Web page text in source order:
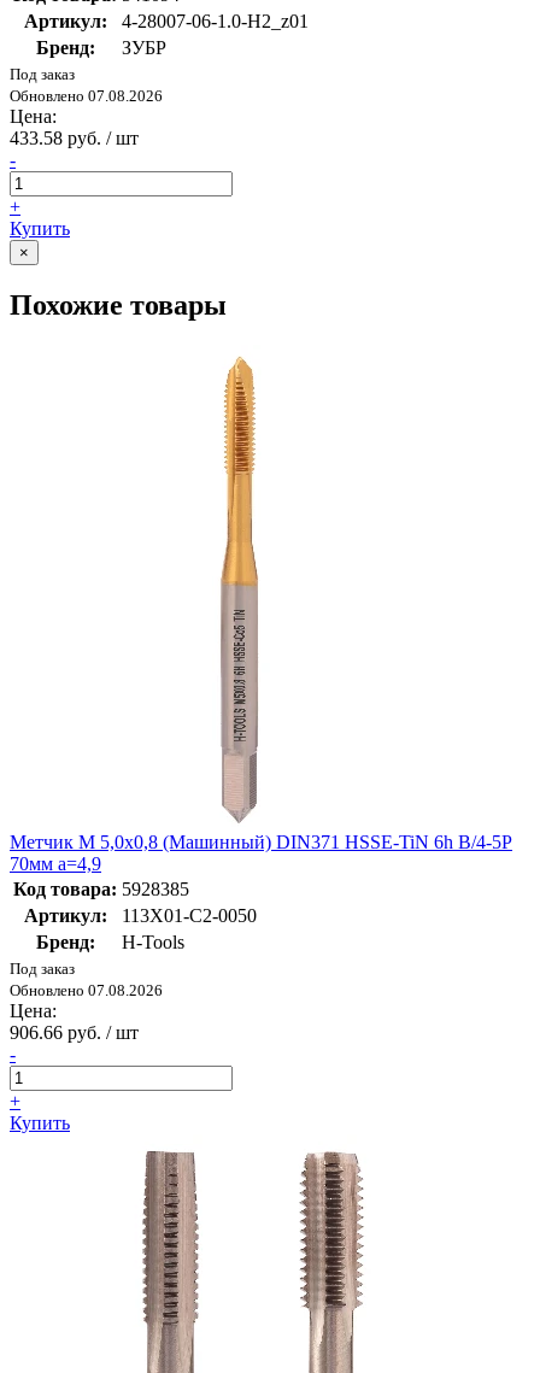
Артикул:
4-28007-06-1.0-H2_z01
Бренд:
ЗУБР
Под заказ
Обновлено 07.08.2026
Цена:
433.58 руб. / шт
-
+
Купить
×
Похожие товары
Метчик М 5,0х0,8 (Машинный) DIN371 HSSE-TiN 6h B/4-5P
70мм a=4,9
Код товара: 5928385
Артикул:
113X01-C2-0050
Бренд:
H-Tools
Под заказ
Обновлено 07.08.2026
Цена:
906.66 руб. / шт
-
+
Купить